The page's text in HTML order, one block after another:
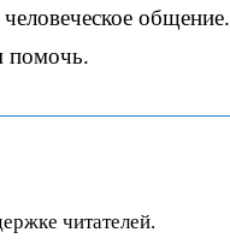
общение.
помочь.
читателей.